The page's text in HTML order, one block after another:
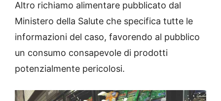
Altro richiamo alimentare pubblicato dal
Ministero della Salute che specifica tutte le
informazioni del caso, favorendo al pubblico
un consumo consapevole di prodotti
potenzialmente pericolosi.